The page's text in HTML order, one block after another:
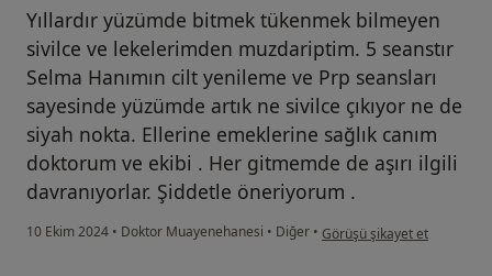
Yıllardır yüzümde bitmek tükenmek bilmeyen
sivilce ve lekelerimden muzdariptim. 5 seanstır
Selma Hanımın cilt yenileme ve Prp seansları
sayesinde yüzümde artık ne sivilce çıkıyor ne de
siyah nokta. Ellerine emeklerine sağlık canım
doktorum ve ekibi . Her gitmemde de aşırı ilgili
davranıyorlar. Şiddetle öneriyorum .
10 Ekim 2024 • Doktor Muayenehanesi • Diğer • kullanıcının görüşüne göre
Görüşü şikayet et